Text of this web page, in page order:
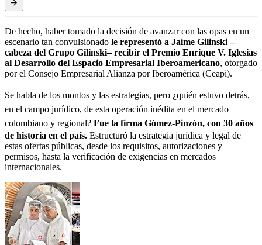
De hecho, haber tomado la decisión de avanzar con las opas en un
escenario tan convulsionado le representó a Jaime Gilinski –
cabeza del Grupo Gilinski– recibir el Premio Enrique V. Iglesias
al Desarrollo del Espacio Empresarial Iberoamericano, otorgado
por el Consejo Empresarial Alianza por Iberoamérica (Ceapi).
Se habla de los montos y las estrategias, pero ¿quién estuvo detrás,
en el campo jurídico, de esta operación inédita en el mercado
colombiano y regional? Fue la firma Gómez-Pinzón, con 30 años
de historia en el país. Estructuró la estrategia jurídica y legal de
estas ofertas públicas, desde los requisitos, autorizaciones y
permisos, hasta la verificación de exigencias en mercados
internacionales.